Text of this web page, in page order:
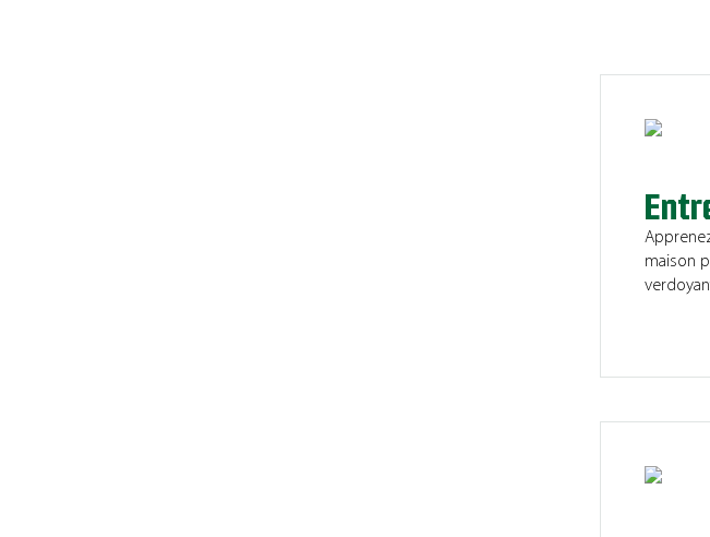
maison